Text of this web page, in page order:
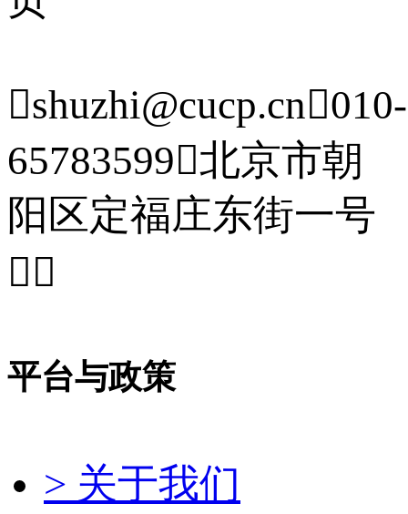
shuzhi@cucp.cn010-
65783599北京市朝
阳区定福庄东街一号

平台与政策
> 关于我们